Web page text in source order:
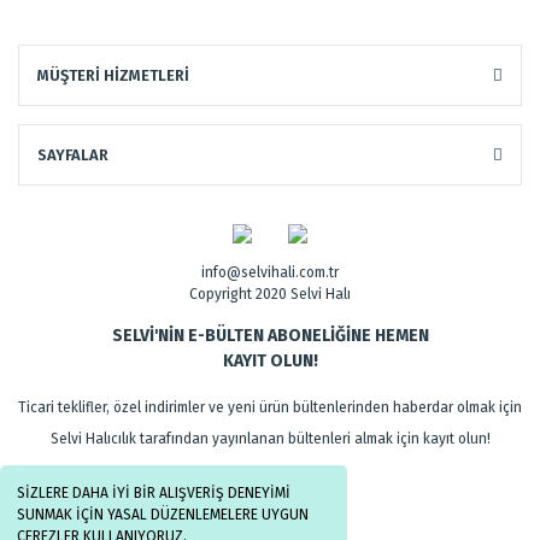
SİZLERE DAHA İYİ BİR ALIŞVERİŞ DENEYİMİ
SUNMAK İÇİN YASAL DÜZENLEMELERE UYGUN
MÜŞTERİ HİZMETLERİ
SAYFALAR
info@selvihali.com.tr
Copyright 2020 Selvi Halı
SELVİ'NİN E-BÜLTEN ABONELİĞİNE HEMEN
KAYIT OLUN!
Ticari teklifler, özel indirimler ve yeni ürün bültenlerinden haberdar olmak için
Selvi Halıcılık tarafından yayınlanan bültenleri almak için kayıt olun!